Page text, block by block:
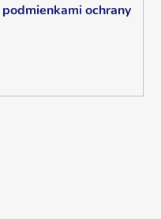
podmienkami ochrany